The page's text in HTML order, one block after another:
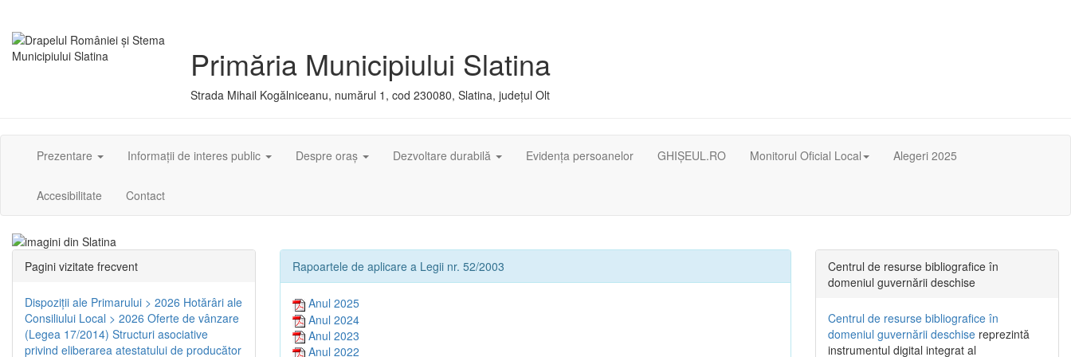
Primăria Municipiului Slatina
Strada Mihail Kogălniceanu, numărul 1, cod 230080, Slatina, județul Olt
Prezentare Informații de interes public Despre oraș Dezvoltare durabilă Evidența persoanelor GHIȘEUL.RO Monitorul Oficial Local Alegeri 2025
Accesibilitate Contact
Rapoartele de aplicare a Legii nr. 52/2003
Anul 2025
Anul 2024
Anul 2023
Anul 2022
Pagini vizitate frecvent
Dispoziţii ale Primarului > 2026 Hotărâri ale
Consiliului Local > 2026 Oferte de vânzare
(Legea 17/2014) Structuri asociative
privind eliberarea atestatului de producător
Centrul de resurse bibliografice în
domeniul guvernării deschise
Centrul de resurse bibliografice în
domeniul guvernării deschise reprezintă
instrumentul digital integrat al